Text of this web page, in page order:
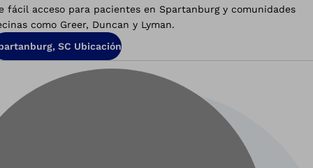
fácil acceso para pacientes en Spartanburg y comunidades
como Greer, Duncan y Lyman.
SC Ubicación